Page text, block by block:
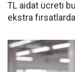
TL aidat ücreti
ekstra